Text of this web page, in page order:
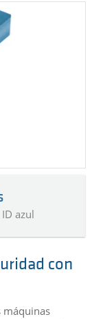
azul
con
máquinas